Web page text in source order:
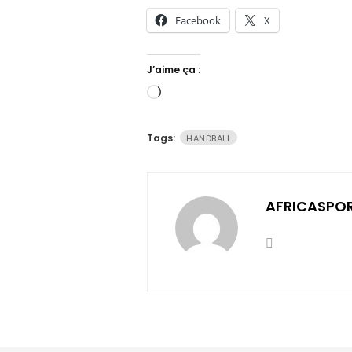
Facebook X
J’aime ça :
Chargement…
Tags: HANDBALL